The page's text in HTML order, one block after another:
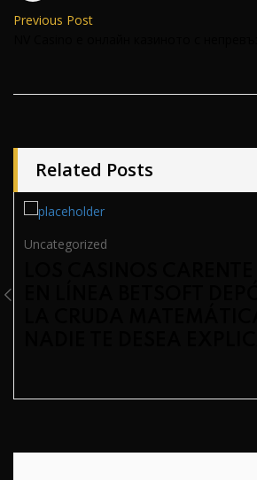
Previous Post
Related Posts
Uncategorized